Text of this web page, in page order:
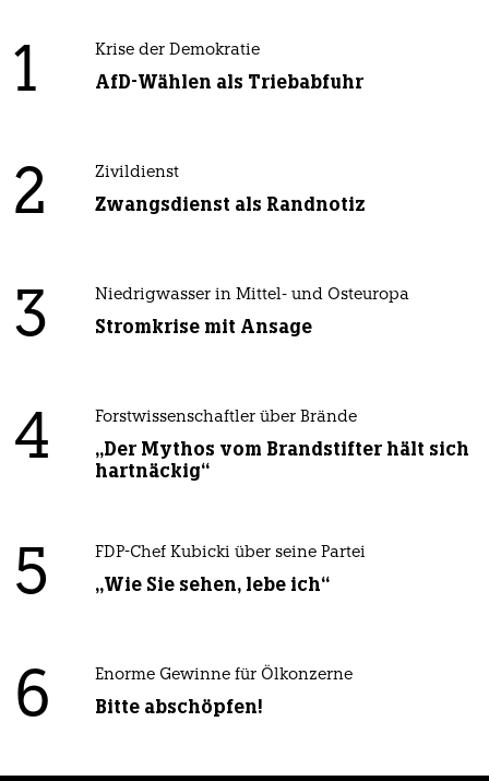
1 Krise der Demokratie
AfD-Wählen als Triebabfuhr
2 Zivildienst
Zwangsdienst als Randnotiz
3 Niedrigwasser in Mittel- und Osteuropa
Stromkrise mit Ansage
4 Forstwissenschaftler über Brände
„Der Mythos vom Brandstifter hält sich
hartnäckig“
5 FDP-Chef Kubicki über seine Partei
„Wie Sie sehen, lebe ich“
6 Enorme Gewinne für Ölkonzerne
Bitte abschöpfen!